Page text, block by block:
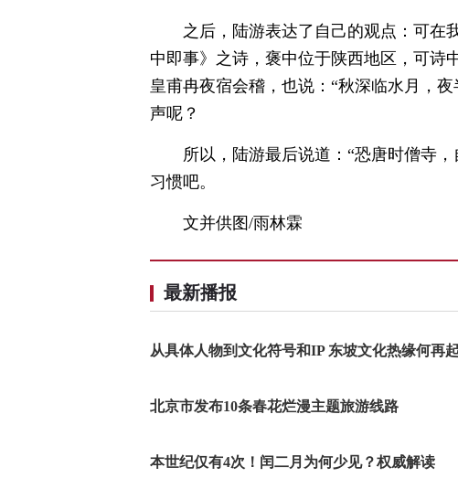
之后，陆游表达了自己的观点：可在
中即事》之诗，褒中位于陕西地区，可诗
皇甫冉夜宿会稽，也说：“秋深临水月，
声呢？
所以，陆游最后说道：“恐唐时僧寺
习惯吧。
文并供图/雨林霖
最新播报
从具体人物到文化符号和IP 东坡文化热缘何再起
北京市发布10条春花烂漫主题旅游线路
本世纪仅有4次！闰二月为何少见？权威解读